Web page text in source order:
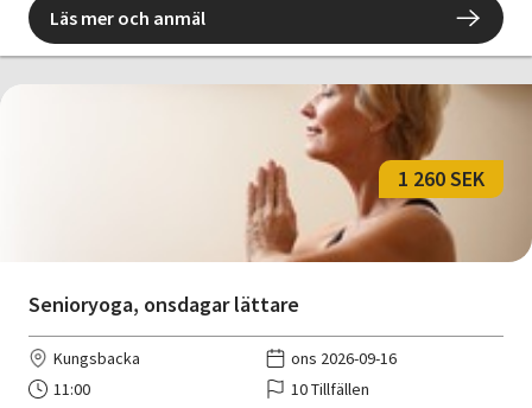
Läs mer och anmäl
Senioryoga, onsdagar lättare
1 260 SEK
Kungsbacka
ons 2026-09-16
11:00
10 Tillfällen